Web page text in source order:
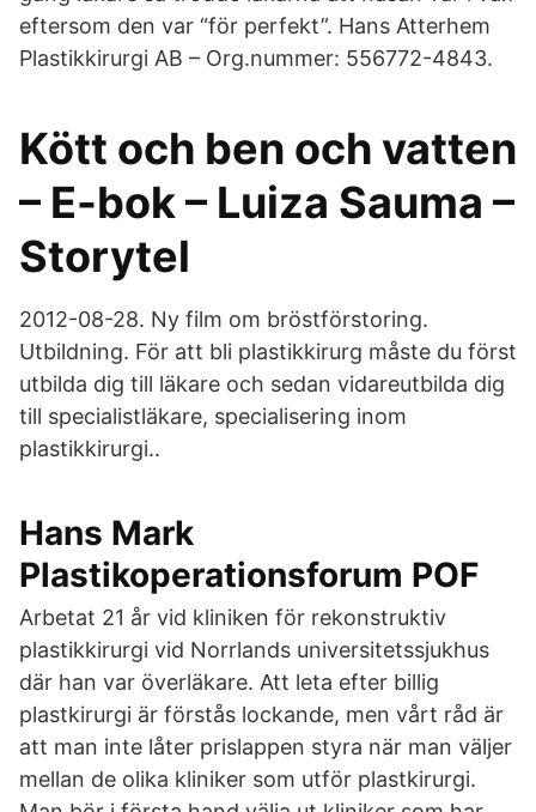
eftersom den var “för perfekt”. Hans Atterhem
Plastikkirurgi AB – Org.nummer: 556772-4843.
Kött och ben och vatten
– E-bok – Luiza Sauma –
Storytel
2012-08-28. Ny film om bröstförstoring.
Utbildning. För att bli plastikkirurg måste du först
utbilda dig till läkare och sedan vidareutbilda dig
till specialistläkare, specialisering inom
plastikkirurgi..
Hans Mark
Plastikoperationsforum POF
Arbetat 21 år vid kliniken för rekonstruktiv
plastikkirurgi vid Norrlands universitetssjukhus
där han var överläkare. Att leta efter billig
plastkirurgi är förstås lockande, men vårt råd är
att man inte låter prislappen styra när man väljer
mellan de olika kliniker som utför plastkirurgi.